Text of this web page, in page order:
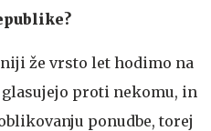
že vrsto let hodimo na
proti nekomu, in
ponudbe, torej